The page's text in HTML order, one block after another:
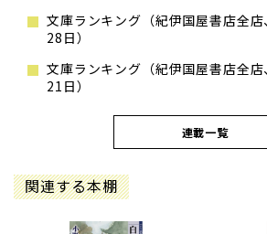
文庫ランキング（紀伊国屋書店全
28日）
文庫ランキング（紀伊国屋書店全
21日）
連載一覧
関連する本棚